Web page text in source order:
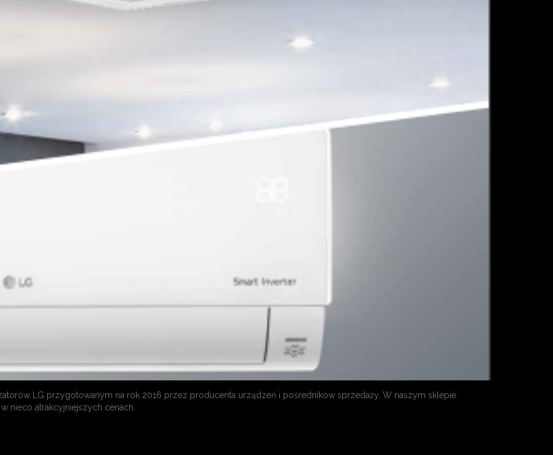
LG przygotowanym na rok 2016 przez producenta urządzeń i pośredników sprzedaży. W naszym sklepie
nieco atrakcyjniejszych cenach.